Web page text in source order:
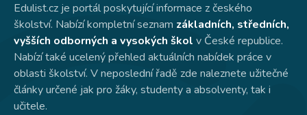
Edulist.cz je portál poskytující informace z českého
školství. Nabízí kompletní seznam základních, středních,
vyšších odborných a vysokých škol v České republice.
Nabízí také ucelený přehled aktuálních nabídek práce v
oblasti školství. V neposlední řadě zde naleznete užitečné
články určené jak pro žáky, studenty a absolventy, tak i
učitele.